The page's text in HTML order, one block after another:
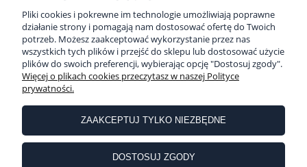
Pliki cookies i pokrewne im technologie umożliwiają poprawne
działanie strony i pomagają nam dostosować ofertę do Twoich
potrzeb. Możesz zaakceptować wykorzystanie przez nas
wszystkich tych plików i przejść do sklepu lub dostosować użycie
plików do swoich preferencji, wybierając opcję "Dostosuj zgody".
Więcej o plikach cookies przeczytasz w naszej Polityce
prywatności.
ZAAKCEPTUJ TYLKO NIEZBĘDNE
DOSTOSUJ ZGODY